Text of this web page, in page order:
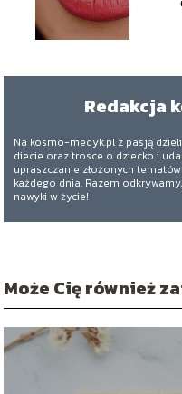
Redakcja
Na kosmo-medyk.pl z pasją
diecie oraz trosce o dziecko i
upraszczanie złożonych
każdego dnia. Razem
nawyki w życie!
Może Cię również